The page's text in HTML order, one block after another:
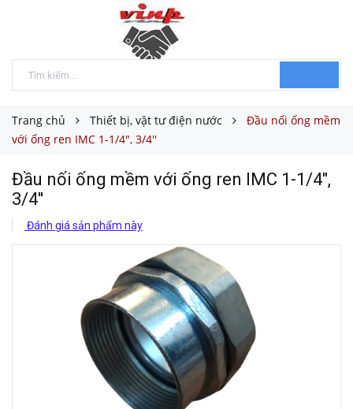
Trang chủ Thiết bị, vật tư điện nước
Đầu nối ống mềm
với ống ren IMC 1-1/4", 3/4''
Đầu nối ống mềm với ống ren IMC 1-1/4",
3/4''
Đánh giá sản phẩm này